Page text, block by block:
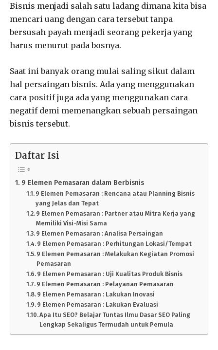
Bisnis menjadi salah satu ladang dimana kita bisa
mencari uang dengan cara tersebut tanpa
bersusah payah menjadi seorang pekerja yang
harus menurut pada bosnya.
Saat ini banyak orang mulai saling sikut dalam
hal persaingan bisnis. Ada yang menggunakan
cara positif juga ada yang menggunakan cara
negatif demi memenangkan sebuah persaingan
bisnis tersebut.
Daftar Isi
9 Elemen Pemasaran dalam Berbisnis
9 Elemen Pemasaran : Rencana atau Planning Bisnis
yang Jelas dan Tepat
9 Elemen Pemasaran : Partner atau Mitra Kerja yang
Memiliki Visi-Misi Sama
9 Elemen Pemasaran : Analisa Persaingan
9 Elemen Pemasaran : Perhitungan Lokasi/Tempat
9 Elemen Pemasaran : Melakukan Kegiatan Promosi
Pemasaran
9 Elemen Pemasaran : Uji Kualitas Produk Bisnis
9 Elemen Pemasaran : Pelayanan Pemasaran
9 Elemen Pemasaran : Lakukan Inovasi
9 Elemen Pemasaran : Lakukan Evaluasi
Apa Itu SEO? Belajar Tuntas Ilmu Dasar SEO Paling
Lengkap Sekaligus Termudah untuk Pemula